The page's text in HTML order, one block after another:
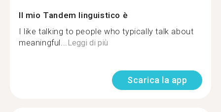
Il mio Tandem linguistico è
I like talking to people who typically talk about
meaningful...Leggi di più
Scarica la app